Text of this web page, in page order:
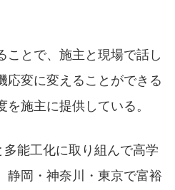
ことで、施主と現場で話し
応変に変えることができる
施主に提供している。
能工化に取り組んで高学
静岡・神奈川・東京で富裕